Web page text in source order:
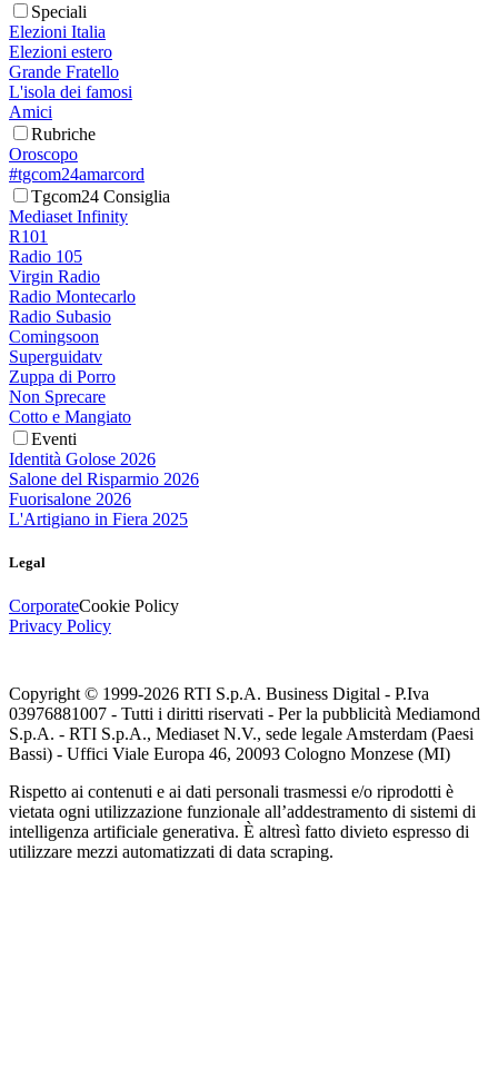
Speciali
Elezioni Italia
Elezioni estero
Grande Fratello
L'isola dei famosi
Amici
Rubriche
Oroscopo
#tgcom24amarcord
Tgcom24 Consiglia
Mediaset Infinity
R101
Radio 105
Virgin Radio
Radio Montecarlo
Radio Subasio
Comingsoon
Superguidatv
Zuppa di Porro
Non Sprecare
Cotto e Mangiato
Eventi
Identità Golose 2026
Salone del Risparmio 2026
Fuorisalone 2026
L'Artigiano in Fiera 2025
Legal
CorporateCookie Policy
Privacy Policy
Copyright © 1999-2026 RTI S.p.A. Business Digital - P.Iva
03976881007 - Tutti i diritti riservati - Per la pubblicità Mediamond
S.p.A. - RTI S.p.A., Mediaset N.V., sede legale Amsterdam (Paesi
Bassi) - Uffici Viale Europa 46, 20093 Cologno Monzese (MI)
Rispetto ai contenuti e ai dati personali trasmessi e/o riprodotti è
vietata ogni utilizzazione funzionale all’addestramento di sistemi di
intelligenza artificiale generativa. È altresì fatto divieto espresso di
utilizzare mezzi automatizzati di data scraping.